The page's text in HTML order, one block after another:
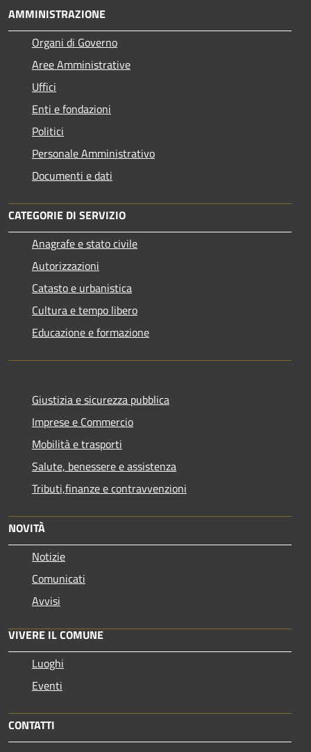
AMMINISTRAZIONE
Organi di Governo
Aree Amministrative
Uffici
Enti e fondazioni
Politici
Personale Amministrativo
Documenti e dati
CATEGORIE DI SERVIZIO
Anagrafe e stato civile
Autorizzazioni
Catasto e urbanistica
Cultura e tempo libero
Educazione e formazione
Giustizia e sicurezza pubblica
Imprese e Commercio
Mobilità e trasporti
Salute, benessere e assistenza
Tributi,finanze e contravvenzioni
NOVITÀ
Notizie
Comunicati
Avvisi
VIVERE IL COMUNE
Luoghi
Eventi
CONTATTI